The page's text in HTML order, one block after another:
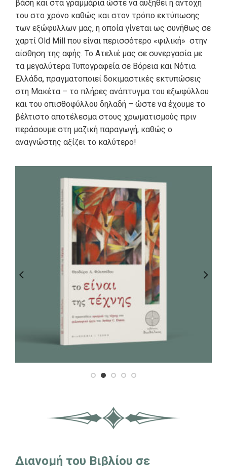
βάση και στα γραμμάρια ώστε να αυξηθεί η αντοχή
του στο χρόνο καθώς και στον τρόπο εκτύπωσης
των εξώφυλλων μας, η οποία γίνεται ως συνήθως σε
χαρτί Old Mill που είναι περισσότερο «φιλική» στην
αίσθηση της αφής. Το Ατελιέ μας σε συνεργασία με
τα μεγαλύτερα Τυπογραφεία σε Βόρεια και Νότια
Ελλάδα, πραγματοποιεί δοκιμαστικές εκτυπώσεις
στη Μακέτα – το πλήρες ανάπτυγμα του εξωφύλλου
και του οπισθοφύλλου δηλαδή – ώστε να έχουμε το
βέλτιστο αποτέλεσμα στους χρωματισμούς πριν
περάσουμε στη μαζική παραγωγή, καθώς ο
αναγνώστης αξίζει το καλύτερο!
Διανομή του Βιβλίου σε